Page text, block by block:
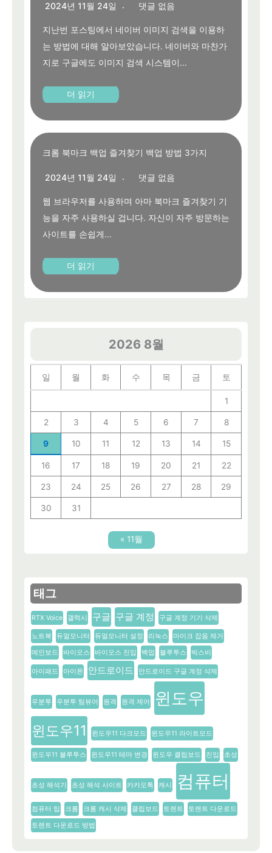
2024년 11월 24일 댓글 없음
지난번 포스팅에서 네이버 이미지 검색을 이용하
는 방법에 대해 알아보았습니다. 네이버와 마찬가
지로 구글에도 이미지 검색 시스템이...
더 읽기
크롬 북마크 백업 즐겨찾기 백업 방법 3가지
2024년 11월 24일 댓글 없음
웹 브라우저를 사용하며 아마 북마크 즐겨찾기 기
능을 자주 사용하실 겁니다. 자신이 자주 방문하는
사이트를 손쉽게...
더 읽기
2026 8월
일 월 화 수 목 금 토
1
2 3 4 5 6 7 8
9 10 11 12 13 14 15
16 17 18 19 20 21 22
23 24 25 26 27 28 29
30 31
« 11월
태그
RTX Voice 갤럭시 구글 구글 계정 구글 계정 기기 삭제
노트북 듀얼모니터 듀얼모니터 설정 리눅스 마이크 잡음 제거
메인보드 바이오스 바이오스 진입 백업 블루투스 빅스비
아이패드 아이폰 안드로이드 안드로이드 구글 계정 삭제
우분투 우분투 팀뷰어 원격 원격 제어 윈도우
윈도우11 윈도우11 다크모드 윈도우11 라이트모드
윈도우11 블루투스 윈도우11 테마 변경 윈도우 클립보드 진입 초성
초성 해석기 초성 해석 사이트 카카오톡 캐시 컴퓨터
컴퓨터 팁 크롬 크롬 캐시 삭제 클립보드 토렌트 토렌트 다운로드
토렌트 다운로드 방법